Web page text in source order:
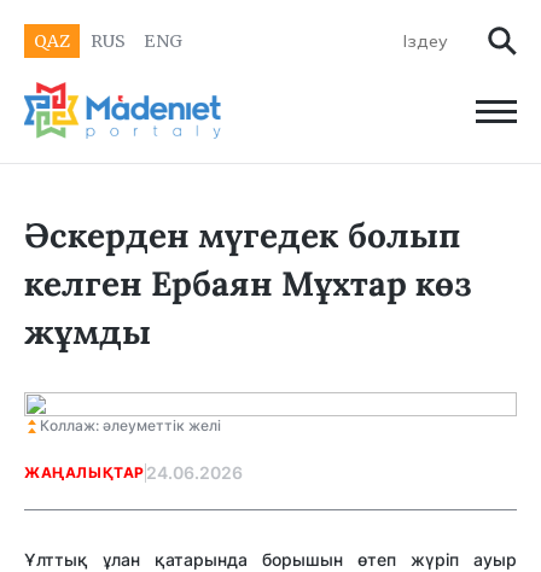
QAZ RUS ENG
Әскерден мүгедек болып
келген Ербаян Мұхтар көз
жұмды
Коллаж: әлеуметтік желі
ЖАҢАЛЫҚТАР 24.06.2026
Ұлттық ұлан қатарында борышын өтеп жүріп ауыр